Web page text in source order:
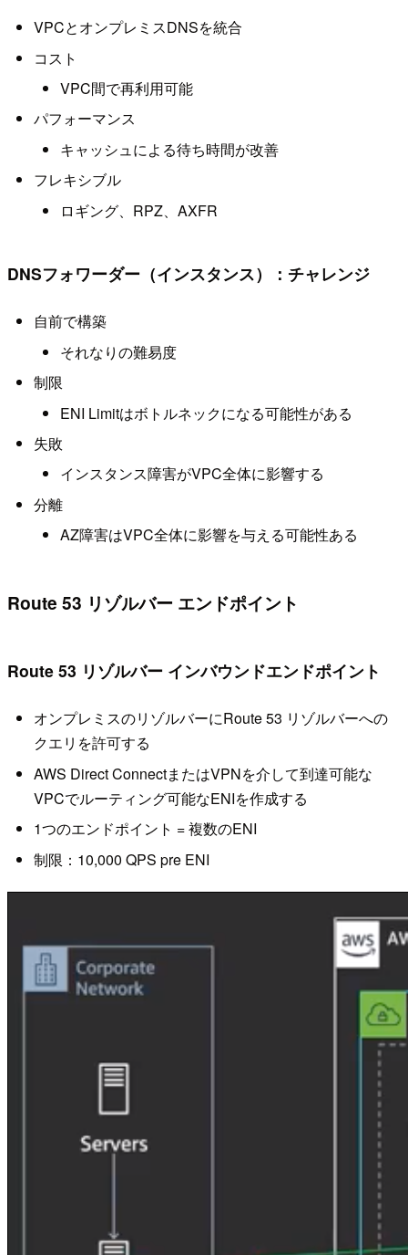
VPCとオンプレミスDNSを統合
コスト
VPC間で再利用可能
パフォーマンス
キャッシュによる待ち時間が改善
フレキシブル
ロギング、RPZ、AXFR
DNSフォワーダー（インスタンス）：チャレンジ
自前で構築
それなりの難易度
制限
ENI Limitはボトルネックになる可能性がある
失敗
インスタンス障害がVPC全体に影響する
分離
AZ障害はVPC全体に影響を与える可能性ある
Route 53 リゾルバー エンドポイント
Route 53 リゾルバー インバウンドエンドポイント
オンプレミスのリゾルバーにRoute 53 リゾルバーへの
クエリを許可する
AWS Direct ConnectまたはVPNを介して到達可能な
VPCでルーティング可能なENIを作成する
1つのエンドポイント = 複数のENI
制限：10,000 QPS pre ENI